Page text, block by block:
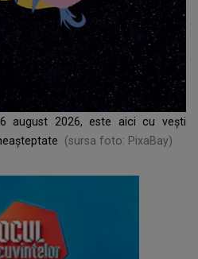
august 2026, este aici cu vești
(sursa foto: PixaBay)